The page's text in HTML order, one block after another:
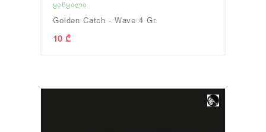
ᲧᲐᲜᲧᲐᲚᲐ
Golden Catch - Wave 4 Gr.
10 ₾